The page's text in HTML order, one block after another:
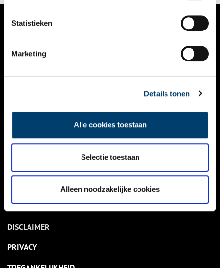
Statistieken
Marketing
Details tonen
Alle cookies toestaan
Selectie toestaan
Alleen noodzakelijke cookies
NIEUWS
KALENDER
ACTIVITEITEN
NIEUWSBRIEF
DISCLAIMER
PRIVACY